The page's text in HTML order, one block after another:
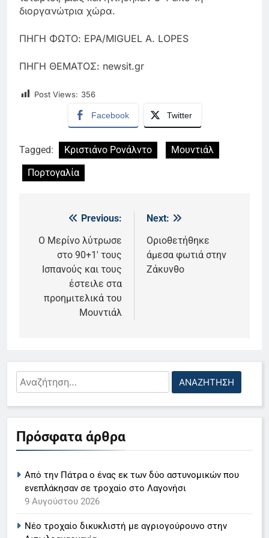
διοργανώτρια χώρα.
ΠΗΓΗ ΦΩΤΟ: EPA/MIGUEL A. LOPES
ΠΗΓΗ ΘΕΜΑΤΟΣ: newsit.gr
Post Views: 356
Facebook Twitter
Tagged: Κριστιάνο Ρονάλντο
Μουντιάλ
Πορτογαλία
Πλοήγηση
άρθρων
Previous:
Ο Μερίνο λύτρωσε
στο 90+1′ τους
Ισπανούς και τους
έστειλε στα
προημιτελικά του
Μουντιάλ
Next:
Οριοθετήθηκε
άμεσα φωτιά στην
Ζάκυνθο
Αναζήτηση
για:
Πρόσφατα άρθρα
Από την Πάτρα ο ένας εκ των δύο αστυνομικών που
ενεπλάκησαν σε τροχαίο στο Λαγονήσι
9 Αυγούστου 2026
Νέο τροχαίο δικυκλιστή με αγριογούρουνο στην
5
Ο Παναγιώτης Στάθης στο
6
ανακοίνωση του σταθμού
LIFESTYLE-MEDIA
7